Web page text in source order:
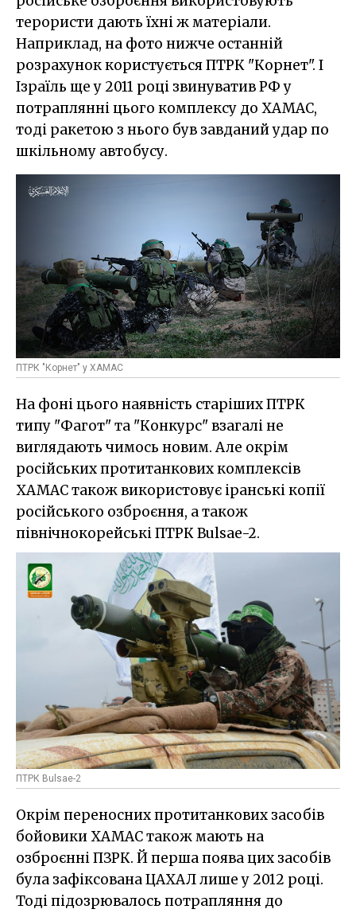
терористи дають їхні ж матеріали.
Наприклад, на фото нижче останній
розрахунок користується ПТРК "Корнет". І
Ізраїль ще у 2011 році звинуватив РФ у
потраплянні цього комплексу до ХАМАС,
тоді ракетою з нього був завданий удар по
шкільному автобусу.
ПТРК "Корнет" у ХАМАС
На фоні цього наявність старіших ПТРК
типу "Фагот" та "Конкурс" взагалі не
виглядають чимось новим. Але окрім
російських протитанкових комплексів
ХАМАС також використовує іранські копії
російського озброєння, а також
північнокорейські ПТРК Bulsae-2.
ПТРК Bulsae-2
Окрім переносних протитанкових засобів
бойовики ХАМАС також мають на
озброєнні ПЗРК. Й перша поява цих засобів
була зафіксована ЦАХАЛ лише у 2012 році.
Тоді підозрювалось потрапляння до